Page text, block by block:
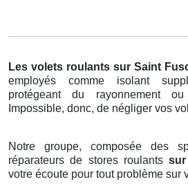
Les volets roulants sur Saint
employés comme isolant
protégeant du rayonnement
Impossible, donc, de négliger vos
Notre groupe, composée des
réparateurs de stores roulants
votre écoute pour tout problème sur